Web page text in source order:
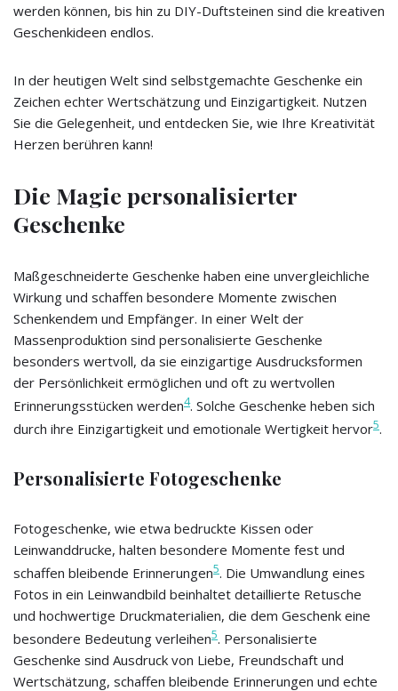
werden können, bis hin zu DIY-Duftsteinen sind die kreativen
Geschenkideen endlos.
In der heutigen Welt sind selbstgemachte Geschenke ein
Zeichen echter Wertschätzung und Einzigartigkeit. Nutzen
Sie die Gelegenheit, und entdecken Sie, wie Ihre Kreativität
Herzen berühren kann!
Die Magie personalisierter
Geschenke
Maßgeschneiderte Geschenke haben eine unvergleichliche
Wirkung und schaffen besondere Momente zwischen
Schenkendem und Empfänger. In einer Welt der
Massenproduktion sind personalisierte Geschenke
besonders wertvoll, da sie einzigartige Ausdrucksformen
der Persönlichkeit ermöglichen und oft zu wertvollen
Erinnerungsstücken werden4. Solche Geschenke heben sich
durch ihre Einzigartigkeit und emotionale Wertigkeit hervor5.
Personalisierte Fotogeschenke
Fotogeschenke, wie etwa bedruckte Kissen oder
Leinwanddrucke, halten besondere Momente fest und
schaffen bleibende Erinnerungen5. Die Umwandlung eines
Fotos in ein Leinwandbild beinhaltet detaillierte Retusche
und hochwertige Druckmaterialien, die dem Geschenk eine
besondere Bedeutung verleihen5. Personalisierte
Geschenke sind Ausdruck von Liebe, Freundschaft und
Wertschätzung, schaffen bleibende Erinnerungen und echte